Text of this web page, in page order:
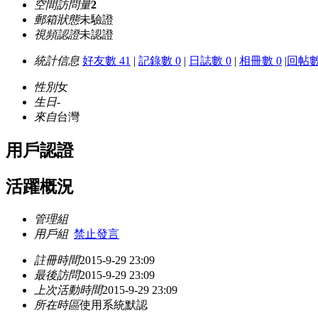
空間訪問量2
郵箱狀態未驗證
視頻認證未認證
統計信息 好友數 41 | 記錄數 0 | 日誌數 0 | 相冊數 0 |回帖
性別女
生日-
來自台灣
用戶認證
活躍概況
管理組
用戶組 禁止發言
註冊時間2015-9-29 23:09
最後訪問2015-9-29 23:09
上次活動時間2015-9-29 23:09
所在時區使用系統默認